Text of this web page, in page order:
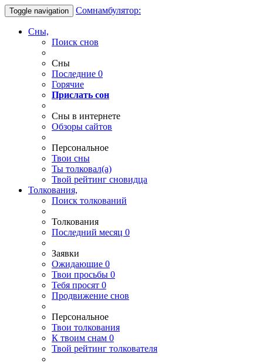
Toggle navigation Сомнамбулятор:
Сны,
Поиск снов
Сны
Последние 0
Горячие
Прислать сон
Сны в интернете
Обзоры сайтов
Персональное
Твои сны
Ты толковал(а)
Твой рейтинг сновидца
Толкования,
Поиск толкований
Толкования
Последний месяц 0
Заявки
Ожидающие 0
Твои просьбы 0
Тебя просят 0
Продвижение снов
Персональное
Твои толкования
К твоим снам 0
Твой рейтинг толкователя